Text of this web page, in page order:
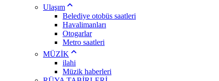
Ulaşım
Belediye otobüs saatleri
Havalimanları
Otogarlar
Metro saatleri
MÜZİK
ilahi
Müzik haberleri